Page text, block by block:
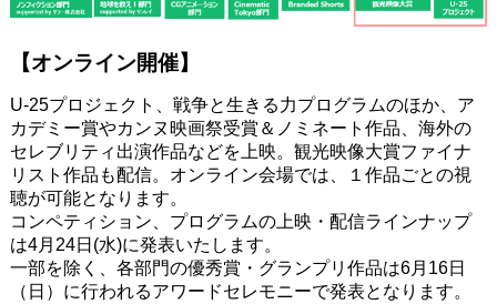
【オンライン開催】
U-25プロジェクト、戦争と生きる力プログラムのほか、ア
カデミー賞やカンヌ映画祭受賞＆ノミネート作品、海外の
セレブリティ出演作品などを上映。観光映像大賞ファイナ
リスト作品も配信。オンライン会場では、１作品ごとの視
聴が可能となります。
コンペティション、プログラムの上映・配信ラインナップ
は4月24日(水)に発表いたします。
一部を除く、各部門の優秀賞・グランプリ作品は6月16日
（日）に行われるアワードセレモニーで発表となります。